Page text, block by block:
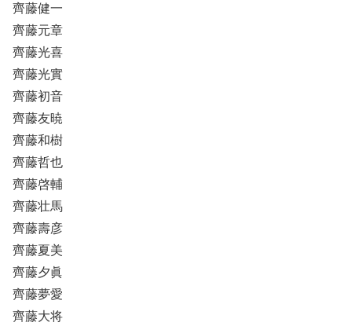
齊藤健一
齊藤元章
齊藤光喜
齊藤光實
齊藤初音
齊藤友暁
齊藤和樹
齊藤哲也
齊藤啓輔
齊藤壮馬
齊藤壽彦
齊藤夏美
齊藤夕眞
齊藤夢愛
齊藤大将